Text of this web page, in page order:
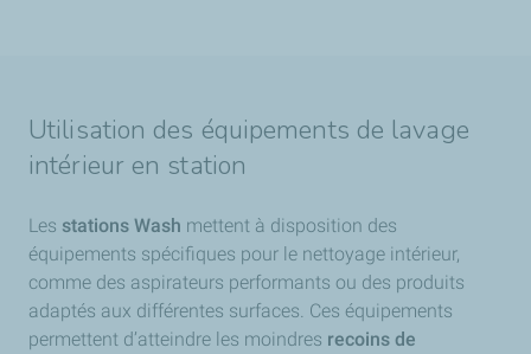
Utilisation des équipements de lavage
intérieur en station
Les stations Wash mettent à disposition des
équipements spécifiques pour le nettoyage intérieur,
comme des aspirateurs performants ou des produits
adaptés aux différentes surfaces. Ces équipements
permettent d’atteindre les moindres recoins de